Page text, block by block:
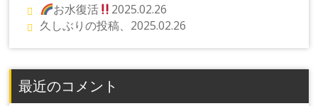
お水復活
2025.02.26
久しぶりの投稿、2025.02.26
最近のコメント